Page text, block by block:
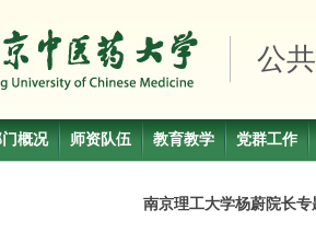
公
概况 师资队伍 教育教学 党群工作
南京理工大学杨蔚院长